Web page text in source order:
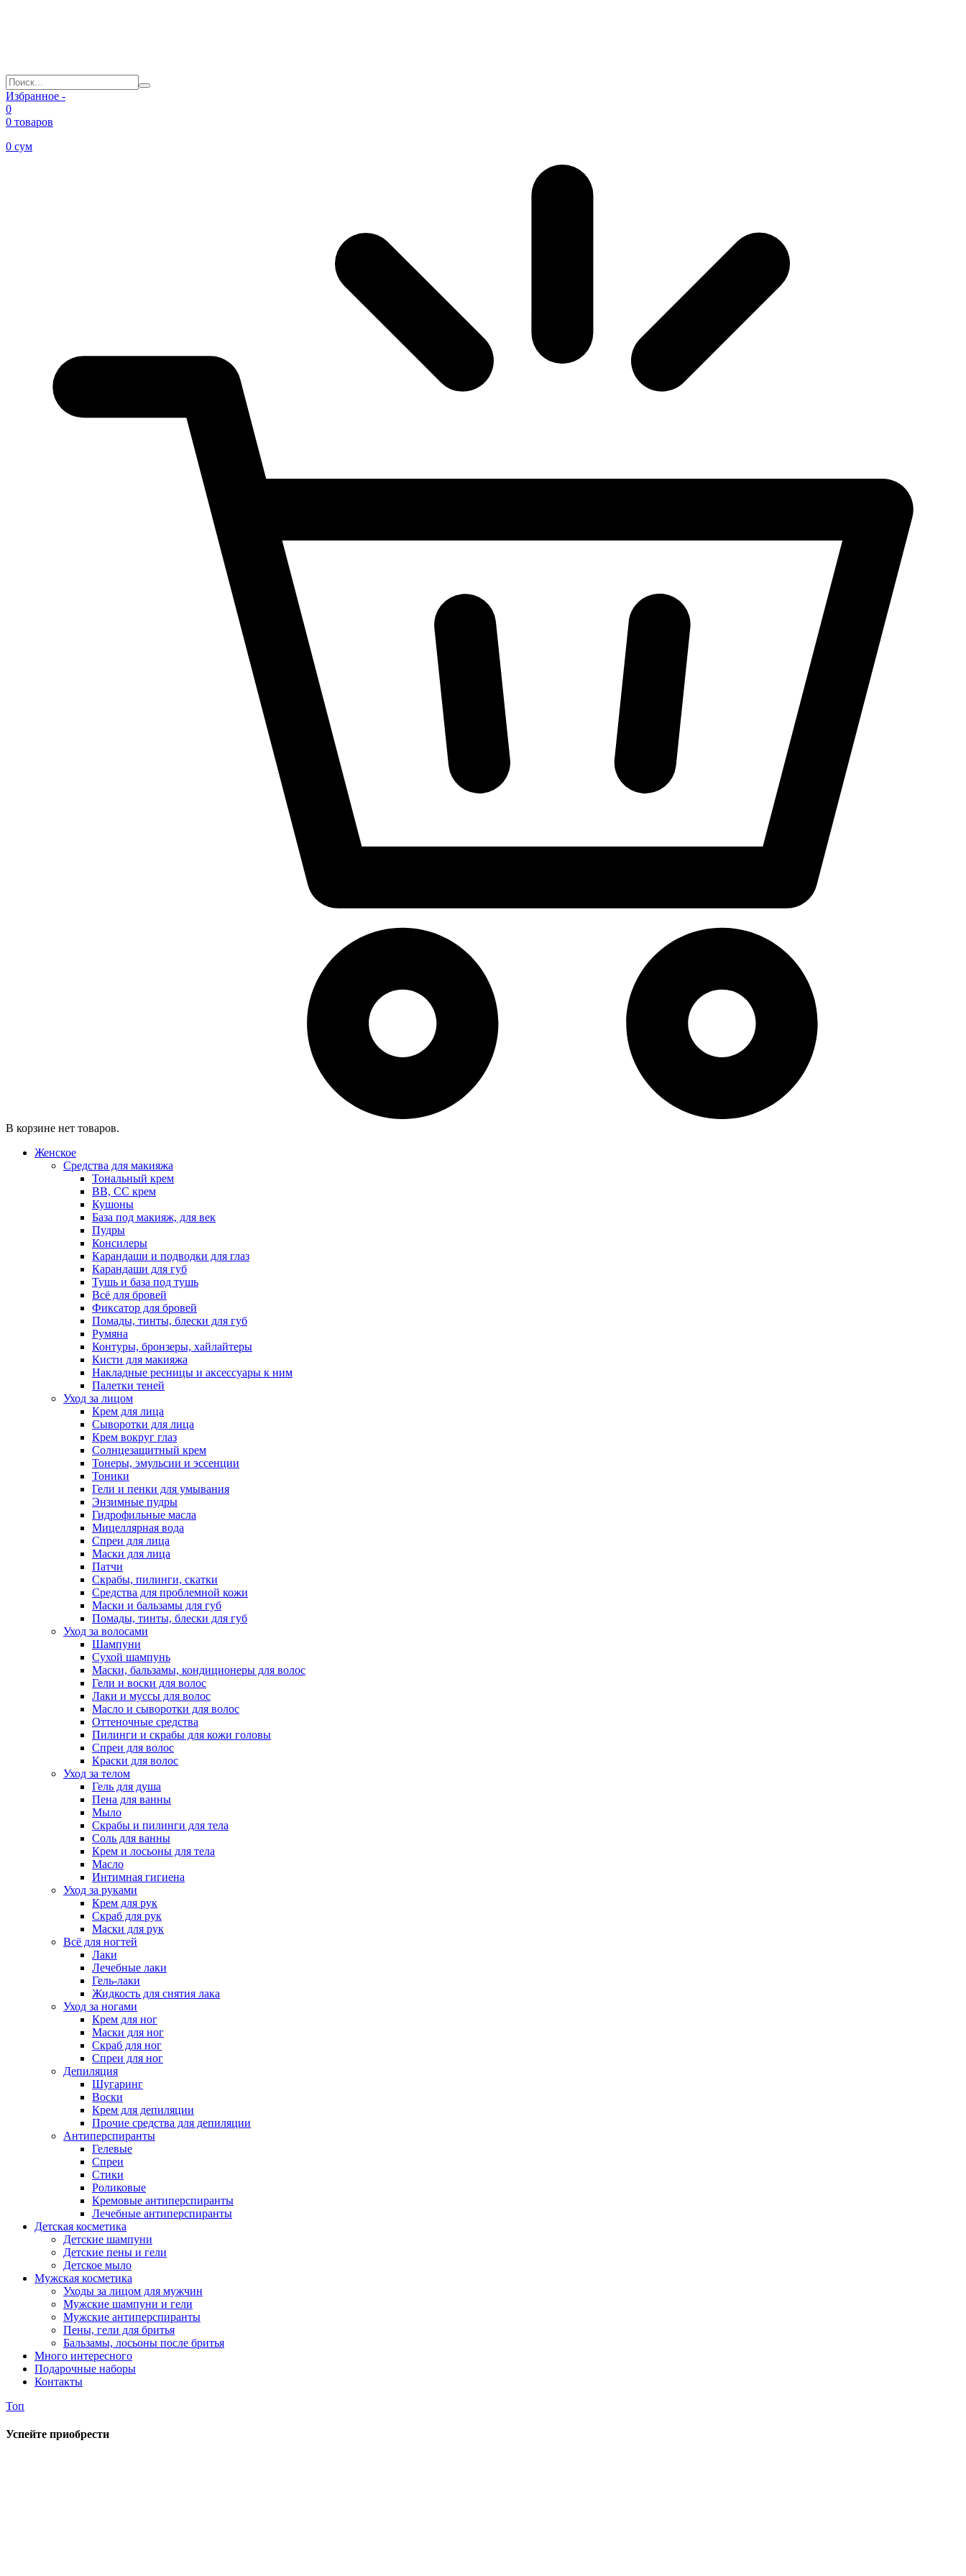
Избранное -
0
0 товаров
0 сум
В корзине нет товаров.
Женское
Средства для макияжа
Тональный крем
BB, CC крем
Кушоны
База под макияж, для век
Пудры
Консилеры
Карандаши и подводки для глаз
Карандаши для губ
Тушь и база под тушь
Всё для бровей
Фиксатор для бровей
Помады, тинты, блески для губ
Румяна
Контуры, бронзеры, хайлайтеры
Кисти для макияжа
Накладные ресницы и аксессуары к ним
Палетки теней
Уход за лицом
Крем для лица
Сыворотки для лица
Крем вокруг глаз
Солнцезащитный крем
Тонеры, эмульсии и эссенции
Тоники
Гели и пенки для умывания
Энзимные пудры
Гидрофильные масла
Мицеллярная вода
Спреи для лица
Маски для лица
Патчи
Скрабы, пилинги, скатки
Средства для проблемной кожи
Маски и бальзамы для губ
Помады, тинты, блески для губ
Уход за волосами
Шампуни
Сухой шампунь
Маски, бальзамы, кондиционеры для волос
Гели и воски для волос
Лаки и муссы для волос
Масло и сыворотки для волос
Оттеночные средства
Пилинги и скрабы для кожи головы
Спреи для волос
Краски для волос
Уход за телом
Гель для душа
Пена для ванны
Мыло
Скрабы и пилинги для тела
Соль для ванны
Крем и лосьоны для тела
Масло
Интимная гигиена
Уход за руками
Крем для рук
Скраб для рук
Маски для рук
Всё для ногтей
Лаки
Лечебные лаки
Гель-лаки
Жидкость для снятия лака
Уход за ногами
Крем для ног
Маски для ног
Скраб для ног
Спреи для ног
Депиляция
Шугаринг
Воски
Крем для депиляции
Прочие средства для депиляции
Антиперспиранты
Гелевые
Спреи
Стики
Роликовые
Кремовые антиперспиранты
Лечебные антиперспиранты
Детская косметика
Детские шампуни
Детские пены и гели
Детское мыло
Мужская косметика
Уходы за лицом для мужчин
Мужские шампуни и гели
Мужские антиперспиранты
Пены, гели для бритья
Бальзамы, лосьоны после бритья
Много интересного
Подарочные наборы
Контакты
Топ
Успейте приобрести